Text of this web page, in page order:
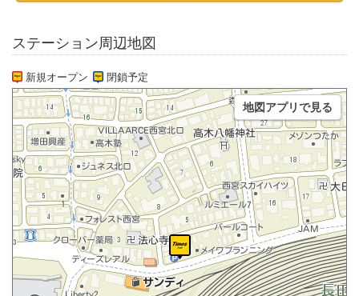
ステーション周辺地図
新規オープン 閉鎖予定
地図アプリで見る